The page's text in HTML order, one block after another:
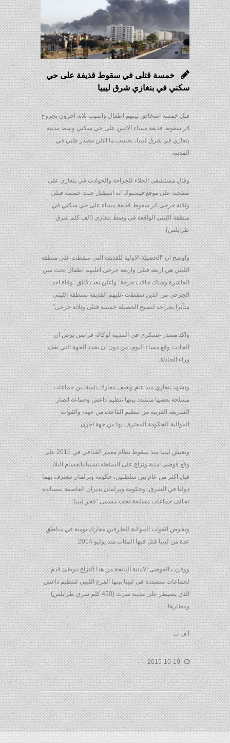
خمسة قتلى في سقوط قذيفة على حي
سكني في بنغازي شرق ليبيا
قتل خمسة اشخاص بينهم اطفال واصيب ثلاثة اخرون بجروح
اثر سقوط قذيفة مساء الاثنين على حي سكني وسط مدينة
بنغازي في شرق ليبيا، بحسب ما اعلن مصدر طبي في
المدينة.
وقال مستشفى الجلاء للجراحة والحوادث في بنغازي على
صفحته على موقع فيسبوك انه استقبل جثث خمسة قتلى
وثلاثة جرحى اثر سقوط قذيفة مساء على حي سكني في
منطقة الليثي الواقعة في وسط بنغازي (الف كلم شرق
طرابلس).
واوضح ان “الحصيلة الاولية للقذيفة التي سقطت على منطقة
الليثي هي اربعة قتلى واربعة جرحى اغلبهم اطفال تحت سن
العاشرة وهناك حالات حرجة”.واعلن بعد دقائق “وفاة احد
الجرحى من الذين سقطت عليهم القذيفة بمنطقة الليثي
متأثرا بجراحه لتصبح الحصيلة خمسة قتلى وثلاثة جرحى”.
واكد مصدر عسكري في المدينة لوكالة فرانس برس ان
الحادث وقع مساء اليوم، من دون ان يحدد الجهة التي تقف
وراء الحادثة.
وتشهد بنغازي منذ عام ونصف معارك دامية بين جماعات
مسلحة بعضها متشدد بينها تنظيم داعش وجماعة انصار
الشريعة القريبة من تنظيم القاعدة من جهة، والقوات
الموالية للحكومة المعترف بها من جهة اخرى.
وتعيش ليبيا منذ سقوط نظام معمر القذافي في 2011 على
وقع فوضى امنية ونزاع على السلطة تسببا بانقسام البلاد
قبل اكثر من عام بين سلطتين، حكومة وبرلمان معترف بهما
دوليا في الشرق، وحكومة وبرلمان يديران العاصمة بمساندة
تحالف جماعات مسلحة تحت مسمى “فجر ليبيا”.
وتخوض القوات الموالية للطرفين معارك يومية في مناطق
عدة من ليبيا قتل فيها المئات منذ يوليو 2014.
ووفرت الفوضى الامنية الناتجة من هذا النزاع موطئ قدم
لجماعات متشددة في ليبيا بينها الفرع الليبي لتنظيم داعش
الذي يسيطر على مدينة سرت (450 كلم شرق طرابلس)
ومطارها.
أ ف ب
2015-10-19